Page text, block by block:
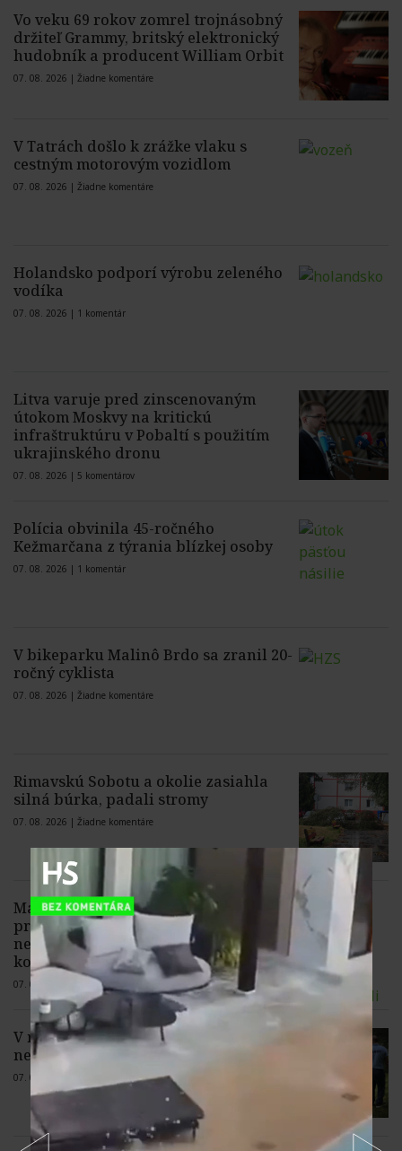
Vo veku 69 rokov zomrel trojnásobný
držiteľ Grammy, britský elektronický
hudobník a producent William Orbit
07. 08. 2026 | Žiadne komentáre
V Tatrách došlo k zrážke vlaku s
cestným motorovým vozidlom
07. 08. 2026 | Žiadne komentáre
Holandsko podporí výrobu zeleného
vodíka
07. 08. 2026 | 1 komentár
Litva varuje pred zinscenovaným
útokom Moskvy na kritickú
infraštruktúru v Pobaltí s použitím
ukrajinského dronu
07. 08. 2026 | 5 komentárov
Polícia obvinila 45-ročného
Kežmarčana z týrania blízkej osoby
07. 08. 2026 | 1 komentár
V bikeparku Malinô Brdo sa zranil 20-
ročný cyklista
07. 08. 2026 | Žiadne komentáre
Rimavskú Sobotu a okolie zasiahla
silná búrka, padali stromy
07. 08. 2026 | Žiadne komentáre
Madrid pohrozil Rímu
protiopatreniami, ak do nedele
nezruší diskriminačné hraničné
kontroly španielskych občanov
07. 08. 2026 | 4 komentáre
V rybníku Zlatná v Kežmarku našli telo
nezvestného 39-ročného muža
07. 08. 2026 |